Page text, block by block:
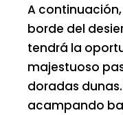
A
borde del
tendrá la
majestuoso
doradas
acampando